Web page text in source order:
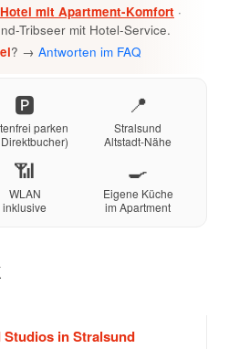
Hotel mit Apartment-Komfort ·
Tribseer mit Hotel-Service.
? → Antworten im FAQ
🅿
parken
📍
Stralsund
Altstadt-Nähe
📶
WLAN
inklusive
🍳
Eigene Küche
im Apartment
in Stralsund